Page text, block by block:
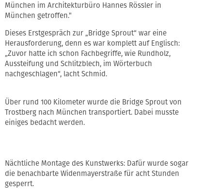
München im Architekturbüro Hannes Rössler in
München getroffen."
Dieses Erstgespräch zur „Bridge Sprout“ war eine
Herausforderung, denn es war komplett auf Englisch:
„Zuvor hatte ich schon Fachbegriffe, wie Rundholz,
Aussteifung und Schlitzblech, im Wörterbuch
nachgeschlagen“, lacht Schmid.
Über rund 100 Kilometer wurde die Bridge Sprout von
Trostberg nach München transportiert. Dabei musste
einiges bedacht werden.
Nächtliche Montage des Kunstwerks: Dafür wurde sogar
die benachbarte Widenmayerstraße für acht Stunden
gesperrt.